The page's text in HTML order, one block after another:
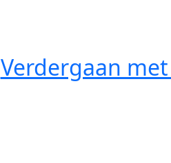
Verdergaan